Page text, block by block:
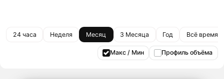
24 часа Неделя Месяц 3 Месяца Год Всё время
Макс / Мин Профиль объёма